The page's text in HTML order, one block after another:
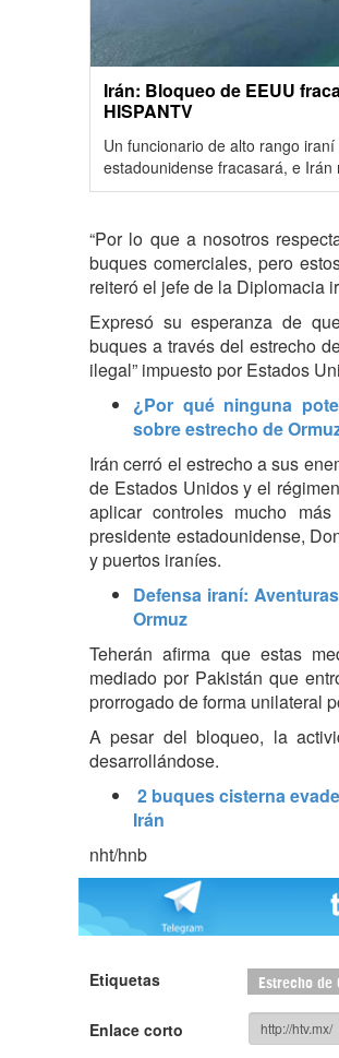
Irán: Bloqueo de EEUU
HISPANTV
Un funcionario de alto rango
estadounidense fracasará, e
“Por lo que a nosotros
buques comerciales, pero
reiteró el jefe de la Diplomacia
Expresó su esperanza de
buques a través del estrecho
ilegal” impuesto por Estados
¿Por qué ninguna
sobre estrecho de
Irán cerró el estrecho a sus
de Estados Unidos y el
aplicar controles mucho
presidente estadounidense,
y puertos iraníes.
Defensa iraní:
Ormuz
Teherán afirma que estas
mediado por Pakistán que
prorrogado de forma unilateral
A pesar del bloqueo, la
desarrollándose.
2 buques cisterna
Irán
nht/hnb
Etiquetas Estrecho de
Enlace corto